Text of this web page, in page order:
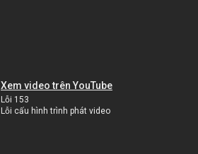
Xem video trên YouTube
Lỗi 153
Lỗi cấu hình trình phát video